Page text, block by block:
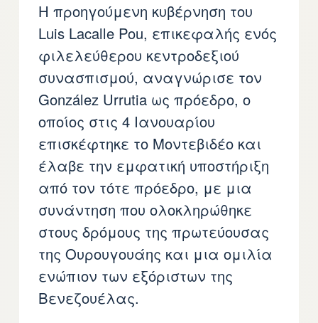
Η προηγούμενη κυβέρνηση του
Luis Lacalle Pou, επικεφαλής ενός
φιλελεύθερου κεντροδεξιού
συνασπισμού, αναγνώρισε τον
González Urrutia ως πρόεδρο, ο
οποίος στις 4 Ιανουαρίου
επισκέφτηκε το Μοντεβιδέο και
έλαβε την εμφατική υποστήριξη
από τον τότε πρόεδρο, με μια
συνάντηση που ολοκληρώθηκε
στους δρόμους της πρωτεύουσας
της Ουρουγουάης και μια ομιλία
ενώπιον των εξόριστων της
Βενεζουέλας.